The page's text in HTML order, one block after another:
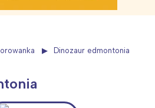
Dinozaur edmontonia